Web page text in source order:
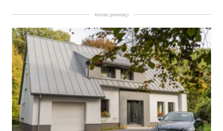
Koniec promocji